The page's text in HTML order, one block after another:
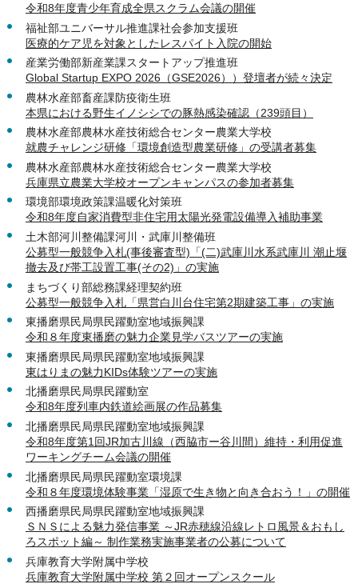
令和8年度青少年育成全県スクラム会議の開催
福祉部ユニバーサル推進課社会参加支援班
医療的ケア児を対象としたレスパイト入院の開始
産業労働部新産業課スタートアップ推進班
Global Startup EXPO 2026（GSE2026））登壇者が続々決定
農林水産部畜産課防疫衛生班
本県における野生イノシシでの豚熱感染確認（239頭目）
農林水産部農林水産技術総合センター農業大学校
就農チャレンジ研修「環境創造型農業研修」の受講者募集
農林水産部農林水産技術総合センター農業大学校
兵庫県立農業大学校オープンキャンパスの参加者募集
環境部環境政策課温暖化対策班
令和8年度自家消費型非住宅用太陽光発電設備導入補助事業
土木部河川整備課河川・武庫川整備班
公募型一般競争入札(事後審査型)「(二)武庫川水系武庫川 潮止堰
撤去及び帯工設置工事(その2)」の実施
まちづくり部総務課経理契約班
公募型一般競争入札「県営白川台住宅第2期建築工事」の実施
東播磨県民局県民躍動室地域振興課
令和８年度東播磨の魅力企業見学バスツアーの実施
東播磨県民局県民躍動室地域振興課
東はりまの魅力KIDs体験ツアーの実施
北播磨県民局県民躍動室
令和8年度列車内鉄道絵画展の作品募集
北播磨県民局県民躍動室地域振興課
令和8年度第1回JR加古川線（西脇市ー谷川間）維持・利用促進
ワーキングチーム会議の開催
北播磨県民局県民躍動室環境課
令和８年度環境体験事業「湿原で生き物と向き合おう！」の開催
西播磨県民局県民躍動室地域振興課
ＳＮＳによる魅力発信事業 ～JR赤穂線沿線レトロ風景＆おもし
ろスポット編～ 制作業務実施事業者の公募について
兵庫教育大学附属中学校
兵庫教育大学附属中学校 第２回オープンスクール